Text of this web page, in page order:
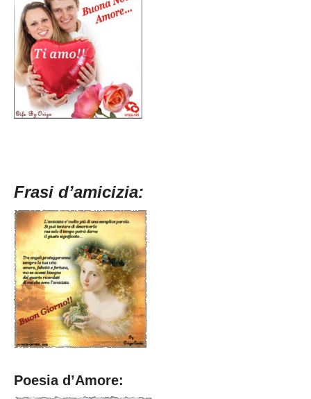
Frasi d’amicizia:
Poesia d’Amore: